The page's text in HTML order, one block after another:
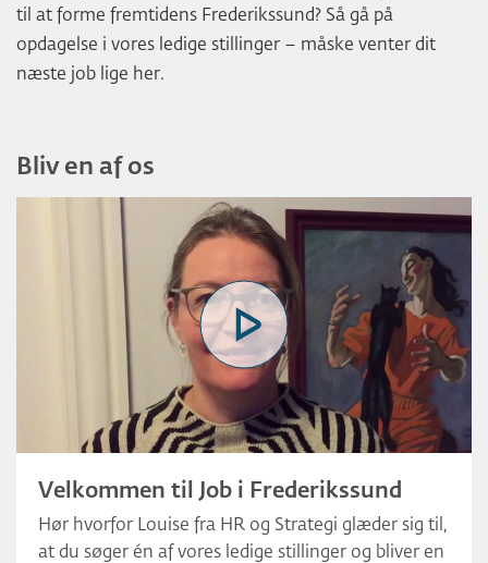
til at forme fremtidens Frederikssund? Så gå på
opdagelse i vores ledige stillinger – måske venter dit
næste job lige her.
Bliv en af os
Velkommen til Job i Frederikssund
Hør hvorfor Louise fra HR og Strategi glæder sig til,
at du søger én af vores ledige stillinger og bliver en